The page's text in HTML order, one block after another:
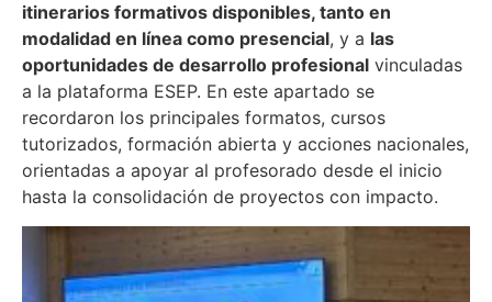
itinerarios formativos disponibles, tanto en
modalidad en línea como presencial, y a las
oportunidades de desarrollo profesional vinculadas
a la plataforma ESEP. En este apartado se
recordaron los principales formatos, cursos
tutorizados, formación abierta y acciones nacionales,
orientadas a apoyar al profesorado desde el inicio
hasta la consolidación de proyectos con impacto.